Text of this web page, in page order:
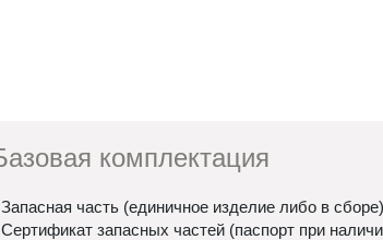
комплектация
Запасная часть (единичное изделие либо в сборе)
Сертификат запасных частей (паспорт при